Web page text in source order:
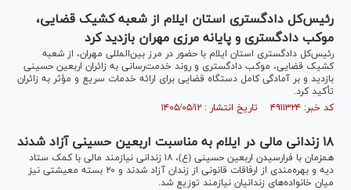
رئیس‌کل دادگستری استان ایلام از شعبه کشیک قضایی،
موکب دادگستری و پایانه مرزی مهران بازدید کرد
رئیس‌کل دادگستری استان ایلام با حضور در مرز بین‌المللی مهران، از شعبه
کشیک قضایی، موکب دادگستری و روند خدمت‌رسانی به زائران اربعین حسینی
بازدید و بر آمادگی کامل دستگاه قضایی برای ارائه خدمات سریع و مؤثر به زائران
تأکید کرد.
کد خبر: ۴۹۱۱۳۲۴ تاریخ انتشار : ۱۴۰۵/۰۵/۱۲
۱۸ زندانی مالی در ایلام به مناسبت اربعین حسینی آزاد شدند
همزمان با فرارسیدن اربعین حسینی (ع)، ۱۸ زندانی نیازمند مالی با کمک ستاد
دیه و بهره‌مندی از ارفاقات قانونی از زندان آزاد شدند و ۲۰ بسته معیشتی نیز
میان خانواده‌های زندانیان نیازمند توزیع شد.